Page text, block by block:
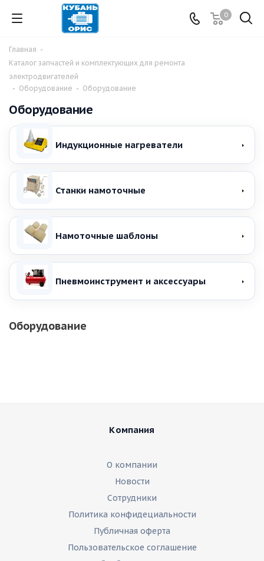
0
Главная -
Каталог запчастей и комплектующих для ремонта
электродвигателей
- Оборудование - Оборудование
Оборудование
Индукционные нагреватели
Станки намоточные
Намоточные шаблоны
Пневмоинструмент и аксессуары
Оборудование
Компания
О компании
Новости
Сотрудники
Политика конфидециальности
Публичная оферта
Пользовательское соглашение